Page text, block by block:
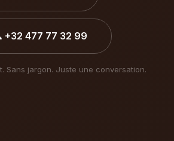
+32 477 77 32 99
Sans jargon. Juste une conversation.